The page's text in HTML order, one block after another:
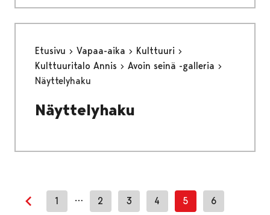
Etusivu Vapaa-aika
Kulttuuri
Kulttuuritalo Annis
Avoin seinä -galleria
Näyttelyhaku
Näyttelyhaku
Edellinen sivu
1 … 2 3 4 5 6